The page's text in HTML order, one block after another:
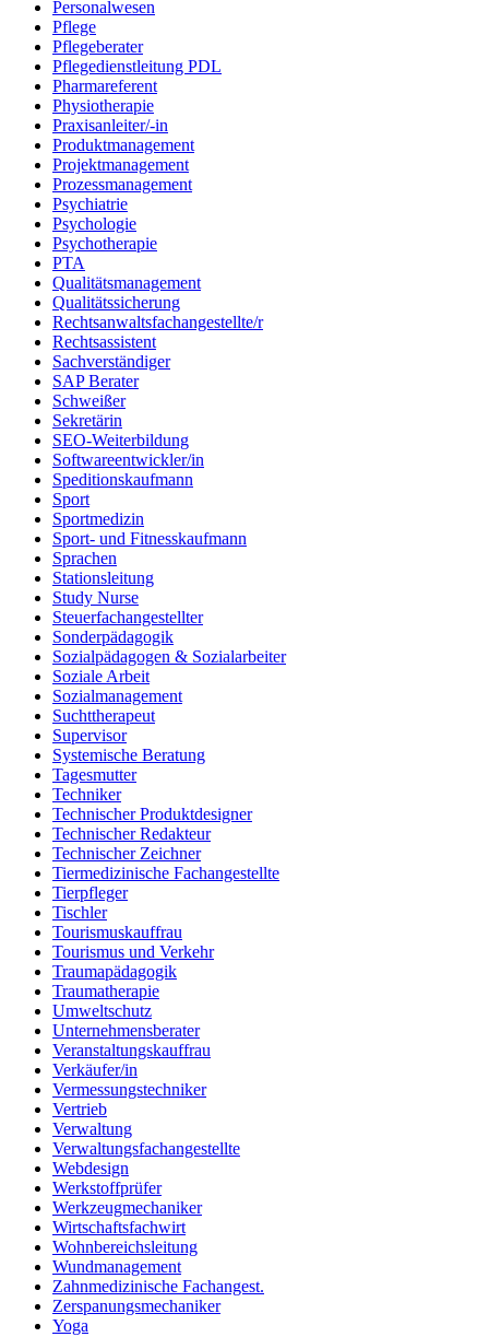
Personalwesen
Pflege
Pflegeberater
Pflegedienstleitung PDL
Pharmareferent
Physiotherapie
Praxisanleiter/-in
Produktmanagement
Projektmanagement
Prozessmanagement
Psychiatrie
Psychologie
Psychotherapie
PTA
Qualitätsmanagement
Qualitätssicherung
Rechtsanwaltsfachangestellte/r
Rechtsassistent
Sachverständiger
SAP Berater
Schweißer
Sekretärin
SEO-Weiterbildung
Softwareentwickler/in
Speditionskaufmann
Sport
Sportmedizin
Sport- und Fitnesskaufmann
Sprachen
Stationsleitung
Study Nurse
Steuerfachangestellter
Sonderpädagogik
Sozialpädagogen & Sozialarbeiter
Soziale Arbeit
Sozialmanagement
Suchttherapeut
Supervisor
Systemische Beratung
Tagesmutter
Techniker
Technischer Produktdesigner
Technischer Redakteur
Technischer Zeichner
Tiermedizinische Fachangestellte
Tierpfleger
Tischler
Tourismuskauffrau
Tourismus und Verkehr
Traumapädagogik
Traumatherapie
Umweltschutz
Unternehmensberater
Veranstaltungskauffrau
Verkäufer/in
Vermessungstechniker
Vertrieb
Verwaltung
Verwaltungsfachangestellte
Webdesign
Werkstoffprüfer
Werkzeugmechaniker
Wirtschaftsfachwirt
Wohnbereichsleitung
Wundmanagement
Zahnmedizinische Fachangest.
Zerspanungsmechaniker
Yoga